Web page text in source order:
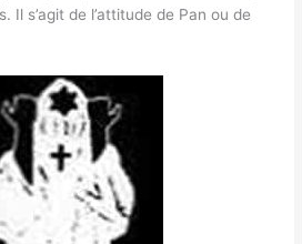
Il s’agit de l’attitude de Pan ou de